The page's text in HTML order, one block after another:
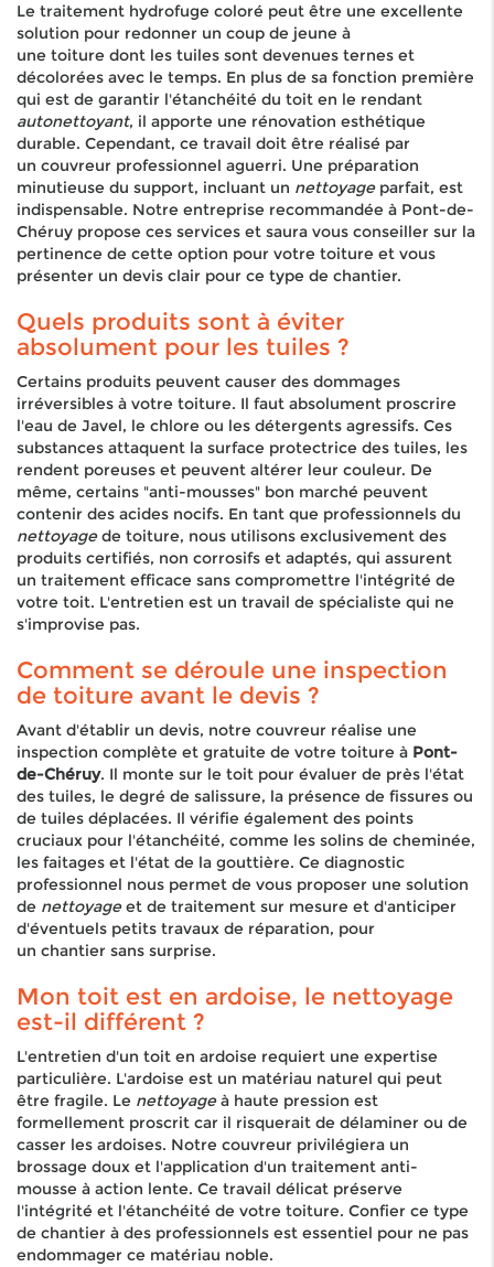
Le traitement hydrofuge coloré peut être une excellente
solution pour redonner un coup de jeune à
une toiture dont les tuiles sont devenues ternes et
décolorées avec le temps. En plus de sa fonction première
qui est de garantir l'étanchéité du toit en le rendant
autonettoyant, il apporte une rénovation esthétique
durable. Cependant, ce travail doit être réalisé par
un couvreur professionnel aguerri. Une préparation
minutieuse du support, incluant un nettoyageparfait, est
indispensable. Notre entreprise recommandée à Pont-de-
Chéruy propose ces services et saura vous conseiller sur la
pertinence de cette option pour votre toiture et vous
présenter un devis clair pour ce type de chantier.
Quels produits sont à éviter
absolument pour les tuiles ?
Certains produits peuvent causer des dommages
irréversibles à votre toiture. Il faut absolument proscrire
l'eau de Javel, le chlore ou les détergents agressifs. Ces
substances attaquent la surface protectrice des tuiles, les
rendent poreuses et peuvent altérer leur couleur. De
même, certains "anti-mousses" bon marché peuvent
contenir des acides nocifs. En tant que professionnels du
nettoyagede toiture, nous utilisons exclusivement des
produits certifiés, non corrosifs et adaptés, qui assurent
un traitement efficace sans compromettre l'intégrité de
votre toit. L'entretien est un travail de spécialiste qui ne
s'improvise pas.
Comment se déroule une inspection
de toiture avant le devis ?
Avant d'établir un devis, notre couvreur réalise une
inspection complète et gratuite de votre toiture à Pont-
de-Chéruy. Il monte sur le toit pour évaluer de près l'état
des tuiles, le degré de salissure, la présence de fissures ou
de tuiles déplacées. Il vérifie également des points
cruciaux pour l'étanchéité, comme les solins de cheminée,
les faitages et l'état de la gouttière. Ce diagnostic
professionnel nous permet de vous proposer une solution
de nettoyageet de traitement sur mesure et d'anticiper
d'éventuels petits travaux de réparation, pour
un chantier sans surprise.
Mon toit est en ardoise, le nettoyage
est-il différent ?
L'entretien d'un toit en ardoise requiert une expertise
particulière. L'ardoise est un matériau naturel qui peut
être fragile. Le nettoyageà haute pression est
formellement proscrit car il risquerait de délaminer ou de
casser les ardoises. Notre couvreur privilégiera un
brossage doux et l'application d'un traitement anti-
mousse à action lente. Ce travail délicat préserve
l'intégrité et l'étanchéité de votre toiture. Confier ce type
de chantier à des professionnels est essentiel pour ne pas
endommager ce matériau noble.